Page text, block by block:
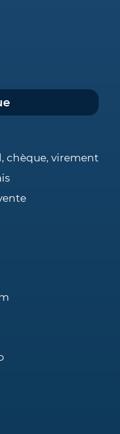
chèque, virement